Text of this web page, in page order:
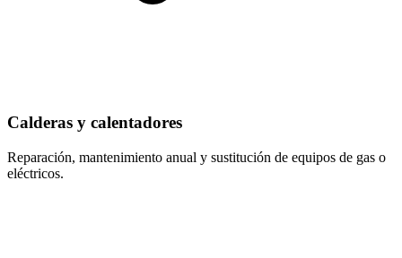
Calderas y calentadores
Reparación, mantenimiento anual y sustitución de equipos de gas o
eléctricos.